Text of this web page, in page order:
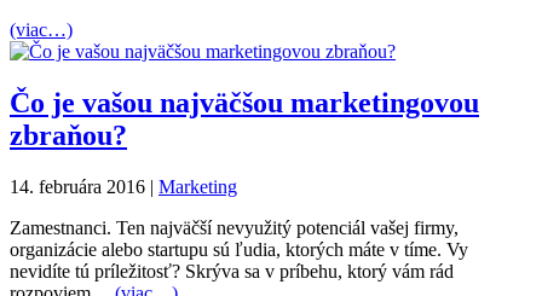
(viac…)
Čo je vašou najväčšou marketingovou
zbraňou?
14. februára 2016 | Marketing
Zamestnanci. Ten najväčší nevyužitý potenciál vašej firmy,
organizácie alebo startupu sú ľudia, ktorých máte v tíme. Vy
nevidíte tú príležitosť? Skrýva sa v príbehu, ktorý vám rád